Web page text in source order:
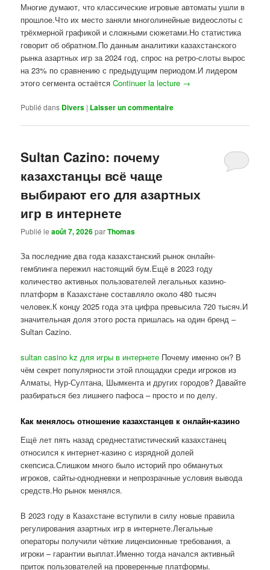
Многие думают, что классические игровые автоматы ушли в
прошлое.Что их место заняли многолинейные видеослоты с
трёхмерной графикой и сложными сюжетами.Но статистика
говорит об обратном.По данным аналитики казахстанского
рынка азартных игр за 2024 год, спрос на ретро-слоты вырос
на 23% по сравнению с предыдущим периодом.И лидером
этого сегмента остаётсяContinuer la lecture →
Publié dans Divers | Laisser un commentaire
Sultan Cazino: почему
казахстанцы всё чаще
выбирают его для азартных
игр в интернете
Publié leaoût 7, 2026parThomas
За последние два года казахстанский рынок онлайн-
гемблинга пережил настоящий бум.Ещё в 2023 году
количество активных пользователей легальных казино-
платформ в Казахстане составляло около 480 тысяч
человек.К концу 2025 года эта цифра превысила 720 тысяч.И
значительная доля этого роста пришлась на один бренд –
Sultan Cazino.
sultan casino kz для игры в интернете Почему именно он? В
чём секрет популярности этой площадки среди игроков из
Алматы, Нур-Султана, Шымкента и других городов? Давайте
разбираться без лишнего пафоса – просто и по делу.
Как менялось отношение казахстанцев к онлайн-казино
Ещё лет пять назад среднестатистический казахстанец
относился к интернет-казино с изрядной долей
скепсиса.Слишком много было историй про обманутых
игроков, сайты-однодневки и непрозрачные условия вывода
средств.Но рынок менялся.
В 2023 году в Казахстане вступили в силу новые правила
регулирования азартных игр в интернете.Легальные
операторы получили чёткие лицензионные требования, а
игроки – гарантии выплат.Именно тогда начался активный
приток пользователей на проверенные платформы.